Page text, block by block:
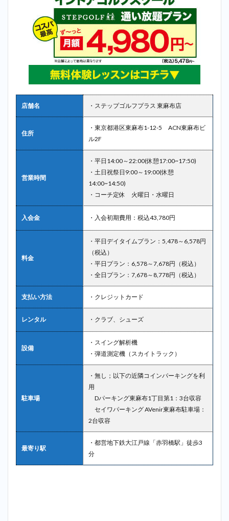
店舗名 ・ステップゴルフプラス 東麻布店
住所
・東京都港区東麻布1-12-5 ACN東麻布ビ
ル2F
営業時間
・平日14:00～22:00(休憩17:00~17:50)
・土日祝祭日9:00～19:00(休憩
14:00~14:50)
・コーチ定休 火曜日・水曜日
入会金 ・入会初期費用：税込43,780円
料金
・平日デイタイムプラン：5,478～6,578円
（税込）
・平日プラン：6,578～7,678円（税込）
・全日プラン：7,678～8,778円（税込）
支払い方法 ・クレジットカード
レンタル ・クラブ、シューズ
設備
・スイング解析機
・弾道測定機（スカイトラック）
駐車場
・無し；以下の近隣コインパーキングを利
用
Dパーキング東麻布1丁目第1：3台収容
セイワパーキング AVenir東麻布駐車場：
2台収容
最寄り駅
・都営地下鉄大江戸線「赤羽橋駅」徒歩3
分